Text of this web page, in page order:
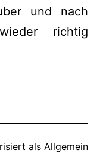
und nach
richtig
als Allgemein